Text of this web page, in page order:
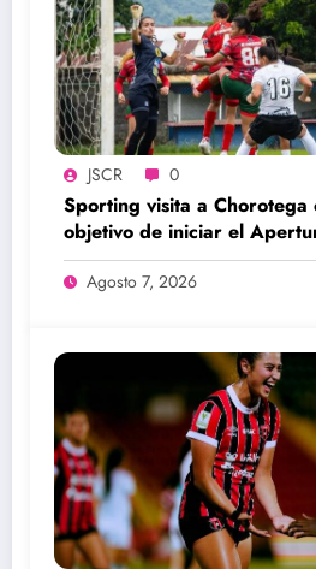
JSCR 0
Sporting visita a Chorotega
objetivo de iniciar el
una victoria
Agosto 7, 2026